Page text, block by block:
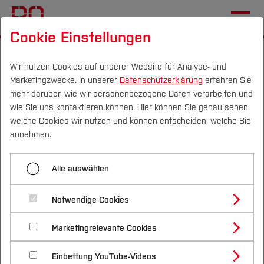
Campus Personen DE|EN Quicklinks
Studium
Studienangebote
Bachelorstudiengänge
Masterstudiengänge
Vor dem Studium
Bewerben & Einschreiben
Bewerbungsportal
Im Studium
Studienbüros und Prüfungen
Nach dem Studium
Forschung & Transfer
Profil
Forschungs- und Transferprofil
Schwerpunkte (FuT)
Beratung & Förderung
Nachhaltigkeit
Nachhaltigkeit studieren
International
Hochschulkommunikation
Pressemitteilungen
Studienstart für zukünftige
Master -
Hochschulpräsident Prof.
Dr. Jürgen Bock begrüßte
persönlich die neuen
Masterstudierenden
[06.04.18]
Cookie Einstellungen
Wir nutzen Cookies auf unserer Website für Analyse- und
Marketingzwecke. In unserer Datenschutzerklärung erfahren Sie
mehr darüber, wie wir personenbezogene Daten verarbeiten und
wie Sie uns kontaktieren können. Hier können Sie genau sehen
welche Cookies wir nutzen und können entscheiden, welche Sie
annehmen.
Alle auswählen
Notwendige Cookies
Marketingrelevante Cookies
Einbettung YouTube-Videos